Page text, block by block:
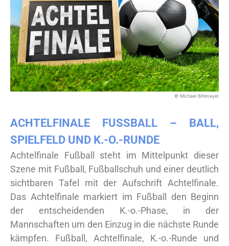
© Michael Bihlmayer
ACHTELFINALE FUSSBALL – BALL, S
PIELFELD UND K.-O.-RUNDE
Achtelfinale Fußball steht im Mittelpunkt dieser
Szene mit Fußball, Fußballschuh und einer deutlich
sichtbaren Tafel mit der Aufschrift Achtelfinale.
Das Achtelfinale markiert im Fußball den Beginn
der entscheidenden K.-o.-Phase, in der
Mannschaften um den Einzug in die nächste Runde
kämpfen. Fußball, Achtelfinale, K.-o.-Runde und